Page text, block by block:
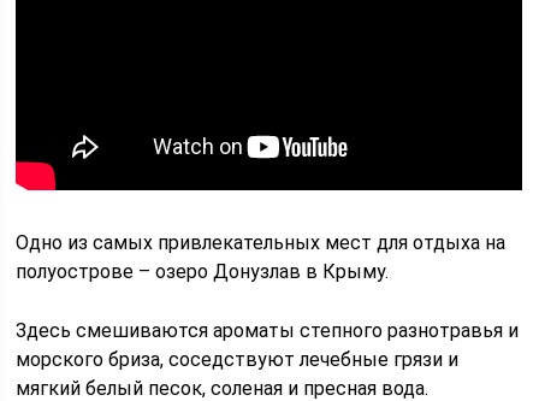
Одно из самых привлекательных мест для отдыха на
полуострове – озеро Донузлав в Крыму.
Здесь смешиваются ароматы степного разнотравья и
морского бриза, соседствуют лечебные грязи и
мягкий белый песок, соленая и пресная вода.